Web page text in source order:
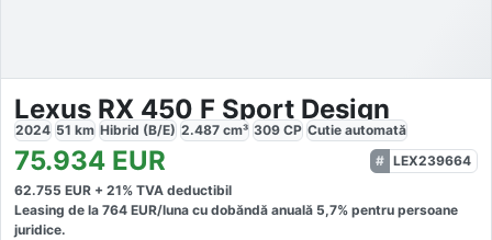
Lexus RX 450 F Sport Design
2024 51 km Hibrid (B/E) 2.487 cm³ 309 CP Cutie automată
75.934 EUR
LEX239664
62.755 EUR + 21% TVA deductibil
Leasing de la 764 EUR/luna cu dobăndă anuală 5,7% pentru persoane
juridice.